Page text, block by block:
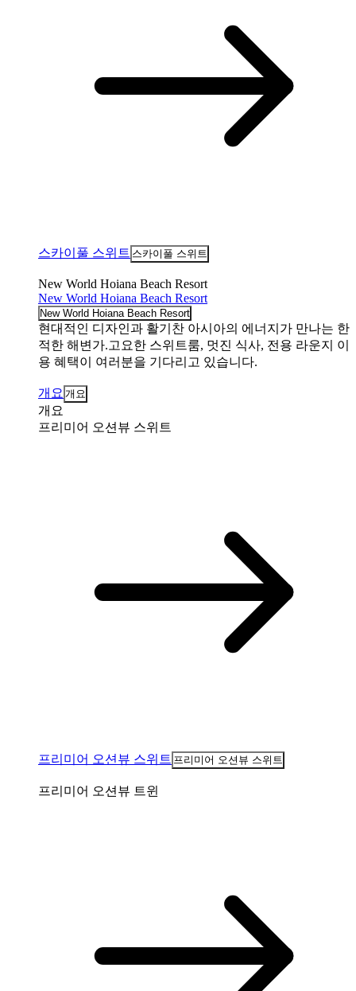
스카이풀 스위트 스카이풀 스위트
New World Hoiana Beach Resort
New World Hoiana Beach Resort
New World Hoiana Beach Resort
현대적인 디자인과 활기찬 아시아의 에너지가 만나는 한
적한 해변가.고요한 스위트룸, 멋진 식사, 전용 라운지 이
용 혜택이 여러분을 기다리고 있습니다.
개요 개요
개요
프리미어 오션뷰 스위트
프리미어 오션뷰 스위트 프리미어 오션뷰 스위트
프리미어 오션뷰 트윈